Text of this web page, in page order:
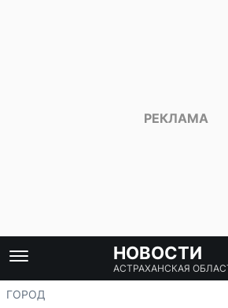
НОВОСТИ
АСТРАХАНСКАЯ
ГОРОД